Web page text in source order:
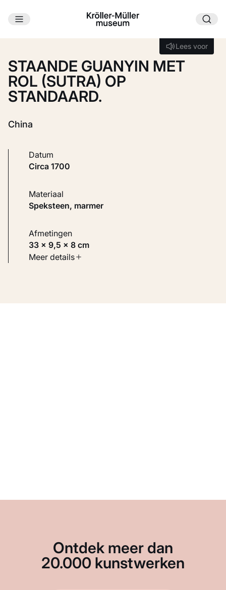
Ga naar hoofdinhoud
Lees voor
Lees voor
STAANDE GUANYIN MET
ROL (SUTRA) OP
STANDAARD.
China
Datum
circa 1700
Materiaal
Speksteen, marmer
Afmetingen
33 × 9,5 × 8 cm
Soort werk
Meer details
Ontdek meer dan
20.000 kunstwerken